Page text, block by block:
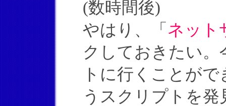
(数時間後)
やはり、「 ネット
クしておきたい。
トに行くことが
うスクリプトを